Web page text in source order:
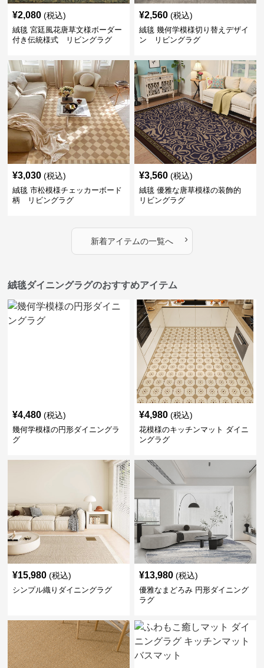
¥2,080 (税込)
絨毯 宮廷風花唐草文様ボーダー
付き伝統様式 リビングラグ
¥2,560 (税込)
絨毯 幾何学模様切り替えデザイ
ン リビングラグ
¥3,030 (税込)
絨毯 市松模様チェッカーボード
柄 リビングラグ
¥3,560 (税込)
絨毯 優雅な唐草模様の装飾的
リビングラグ
新着アイテムの一覧へ ›
絨毯ダイニングラグのおすすめアイテム
¥4,480 (税込)
幾何学模様の円形ダイニングラ
グ
¥4,980 (税込)
花模様のキッチンマット ダイニ
ングラグ
¥15,980 (税込)
シンプル織りダイニングラグ
¥13,980 (税込)
優雅なまどろみ 円形ダイニング
ラグ